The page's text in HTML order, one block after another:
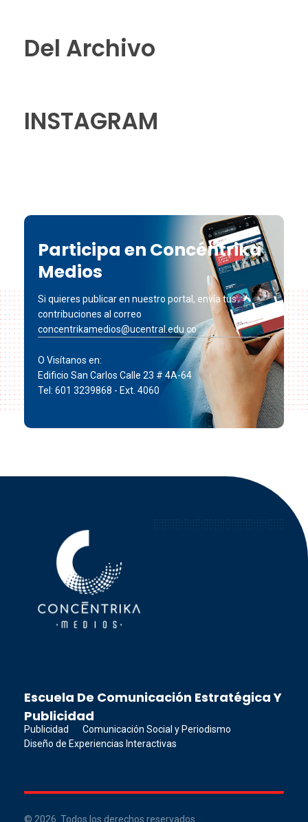
Del Archivo
INSTAGRAM
Participa en Concéntrika
Medios
Si quieres publicar en nuestro portal, envía tus
contribuciones al correo
concentrikamedios@ucentral.edu.co
O Visítanos en:
Edificio San Carlos Calle 23 # 4A-64
Tel: 601 3239868 - Ext. 4060
Escuela De Comunicación Estratégica Y
Publicidad
Publicidad
Comunicación Social y Periodismo
Diseño de Experiencias Interactivas
© 2026. Todos los derechos reservados